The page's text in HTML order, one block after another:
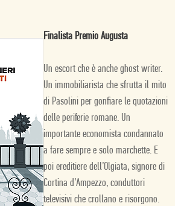
Finalista Premio Augusta
Un escort che è anche ghost writer.
Un immobiliarista che sfrutta il mito
di Pasolini per gonfiare le quotazioni
delle periferie romane. Un
importante economista condannato
a fare sempre e solo marchette. E
poi ereditiere dell’Olgiata, signore di
Cortina d’Ampezzo, conduttori
televisivi che crollano e risorgono.